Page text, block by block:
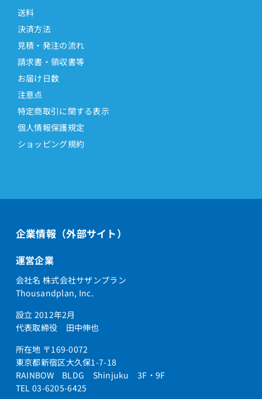
送料
決済方法
見積・発注の流れ
請求書・領収書等
お届け日数
注意点
特定商取引に関する表示
個人情報保護規定
ショッピング規約
企業情報（外部サイト）
運営企業
会社名 株式会社サザンプラン
Thousandplan, Inc.
設立 2012年2月
代表取締役 田中伸也
所在地 〒169-0072
東京都新宿区大久保1-7-18
RAINBOW BLDG Shinjuku 3F・9F
TEL 03-6205-6425